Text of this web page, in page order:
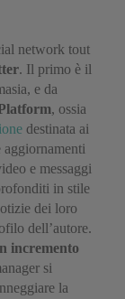
network tout
. Il primo è il
e da
, ossia
destinata ai
e messaggi
in stile
dei loro
dell’autore.
incremento
si
la